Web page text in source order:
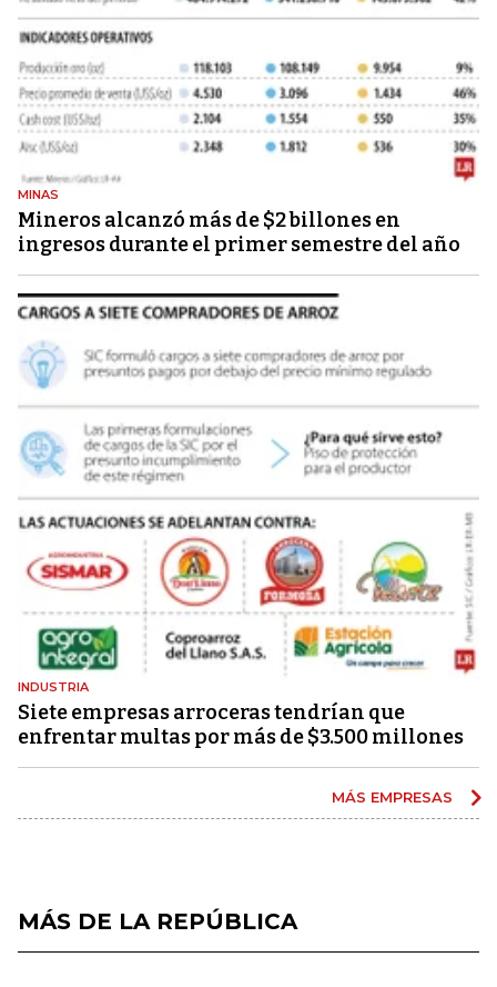
MINAS
Mineros alcanzó más de $2 billones en
ingresos durante el primer semestre del año
INDUSTRIA
Siete empresas arroceras tendrían que
enfrentar multas por más de $3.500 millones
MÁS EMPRESAS
MÁS DE LA REPÚBLICA